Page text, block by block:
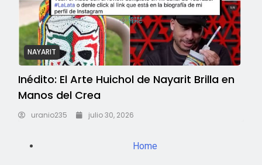
NAYARIT
Inédito: El Arte Huichol de Nayarit Brilla en
Manos del Crea
uranio235 julio 30, 2026
Home